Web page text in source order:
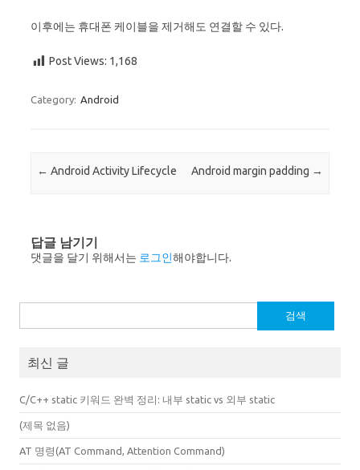
이후에는 휴대폰 케이블을 제거해도 연결할 수 있다.
Post Views: 1,168
Category: Android
Post navigation
← Android Activity Lifecycle Android margin padding →
답글 남기기
댓글을 달기 위해서는 로그인해야합니다.
색:
최신 글
C/C++ static 키워드 완벽 정리: 내부 static vs 외부 static
(제목 없음)
AT 명령(AT Command, Attention Command)